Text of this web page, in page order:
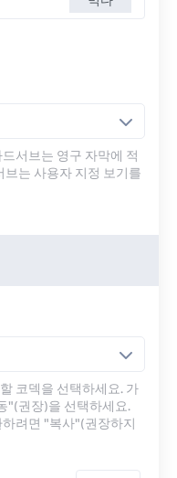
서브는 영구 자막에 적
는 사용자 지정 보기를
코덱을 선택하세요. 가
"(권장)을 선택하세요.
려면 "복사"(권장하지